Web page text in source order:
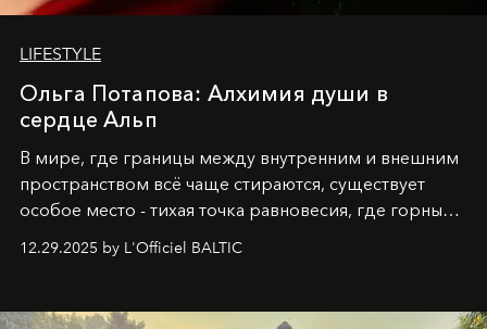
LIFESTYLE
Ольга Потапова: Алхимия души в
сердце Альп
В мире, где границы между внутренним и внешним
пространством всё чаще стираются, существует
особое место - тихая точка равновесия, где горные
вершины Швейцарии встречаются с бездонными
глубинами человеческой души. Здесь, на стыке
Ольга Потапова - женщина, чей путь от поиска
12.29.2025 by L'Officiel BALTIC